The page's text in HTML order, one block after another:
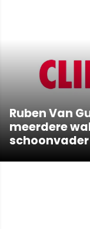
Ruben Van
meerdere